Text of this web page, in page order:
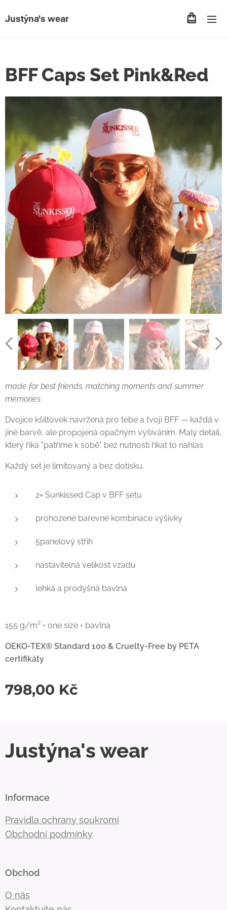
Justýna's wear
BFF Caps Set Pink&Red
made for best friends, matching moments and summer
memories
Dvojice kšiltovek navržená pro tebe a tvoji BFF — každá v
jiné barvě, ale propojená opačným vyšíváním. Malý detail,
který říká "patříme k sobě" bez nutnosti říkat to nahlas ✨
Každý set je limitovaný a bez dotisku.
2× Sunkissed Cap v BFF setu
prohozené barevné kombinace výšivky
5panelový střih
nastavitelná velikost vzadu
lehká a prodyšná bavlna
155 g/m² • one size • bavlna
OEKO-TEX® Standard 100 & Cruelty-Free by PETA
certifikáty
798,00 Kč
Justýna's wear
Informace
Pravidla ochrany soukromí
Obchodní podmínky
Obchod
O nás